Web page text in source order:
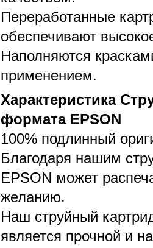
Переработанные
обеспечивают
Наполняются
применением.
Характеристика
формата EPSON
100% подлинный
Благодаря нашим
EPSON может
желанию.
Наш струйный
является прочной и